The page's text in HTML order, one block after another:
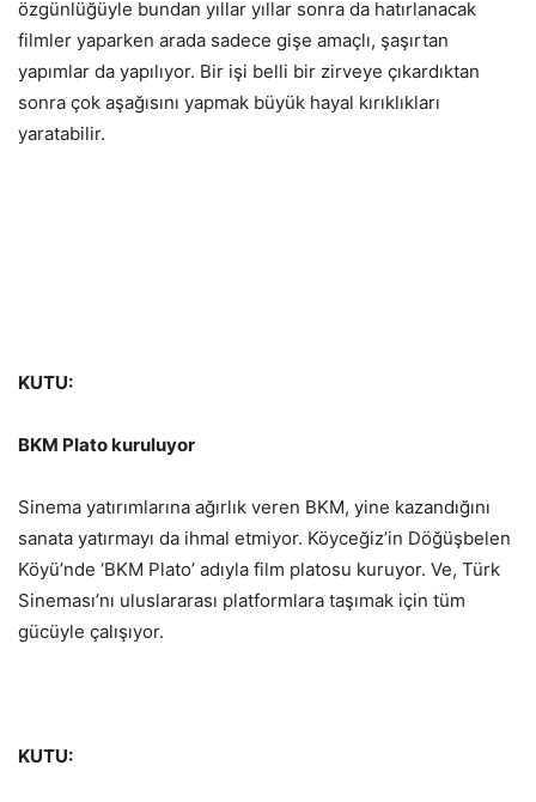
özgünlüğüyle bundan yıllar yıllar sonra da hatırlanacak
filmler yaparken arada sadece gişe amaçlı, şaşırtan
yapımlar da yapılıyor. Bir işi belli bir zirveye çıkardıktan
sonra çok aşağısını yapmak büyük hayal kırıklıkları
yaratabilir.
KUTU:
BKM Plato kuruluyor
Sinema yatırımlarına ağırlık veren BKM, yine kazandığını
sanata yatırmayı da ihmal etmiyor. Köyceğiz’in Döğüşbelen
Köyü’nde ‘BKM Plato’ adıyla film platosu kuruyor. Ve, Türk
Sineması’nı uluslararası platformlara taşımak için tüm
gücüyle çalışıyor.
KUTU: